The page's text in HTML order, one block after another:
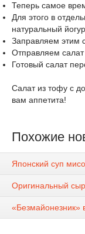
Теперь самое
Для этого в
натуральный
Заправляем этим
Отправляем салат
Готовый салат
Салат из тофу с
вам аппетита!
Похожие
Японский суп
Оригинальный
«Безмайонезник»